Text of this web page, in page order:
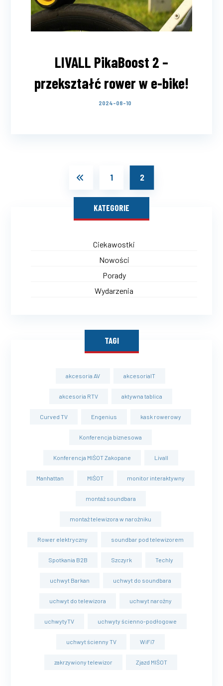
LIVALL PikaBoost 2 –
przekształć rower w e-bike!
2024-08-10
1 2
KATEGORIE
Ciekawostki
Nowości
Porady
Wydarzenia
TAGI
akcesoria AV akcesoriaIT
akcesoria RTV aktywna tablica
Curved TV Engenius kask rowerowy
Konferencja biznesowa
Konferencja MIŚOT Zakopane Livall
Manhattan MIŚOT monitor interaktywny
montaż soundbara
montaż telewizora w narożniku
Rower elektryczny soundbar pod telewizorem
Spotkania B2B Szczyrk Techly
uchwyt Barkan uchwyt do soundbara
uchwyt do telewizora uchwyt narożny
uchwytyTV uchwyty ścienno-podłogowe
uchwyt ścienny TV WiFi7
zakrzywiony telewizor Zjazd MIŚOT